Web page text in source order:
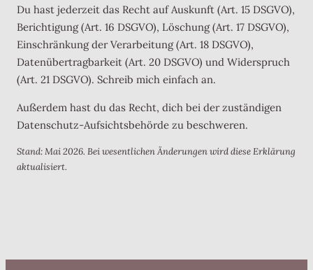
Du hast jederzeit das Recht auf Auskunft (Art. 15 DSGVO),
Berichtigung (Art. 16 DSGVO), Löschung (Art. 17 DSGVO),
Einschränkung der Verarbeitung (Art. 18 DSGVO),
Datenübertragbarkeit (Art. 20 DSGVO) und Widerspruch
(Art. 21 DSGVO). Schreib mich einfach an.
Außerdem hast du das Recht, dich bei der zuständigen
Datenschutz-Aufsichtsbehörde zu beschweren.
Stand: Mai 2026. Bei wesentlichen Änderungen wird diese Erklärung
aktualisiert.